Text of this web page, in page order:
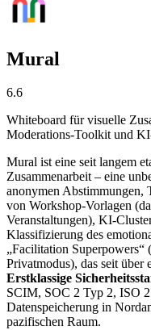
Mural
6.6
Whiteboard für visuelle
Moderations-Toolkit und
Mural ist eine seit langem
Zusammenarbeit – eine
anonymen Abstimmungen,
von Workshop-Vorlagen
Veranstaltungen), KI-
Klassifizierung des
„Facilitation
Privatmodus), das seit über
Erstklassige
SCIM, SOC 2 Typ 2, ISO
Datenspeicherung in
pazifischen Raum.